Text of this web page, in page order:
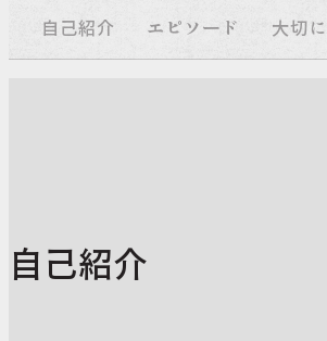
自己紹介 エピソード 大切
自己紹介